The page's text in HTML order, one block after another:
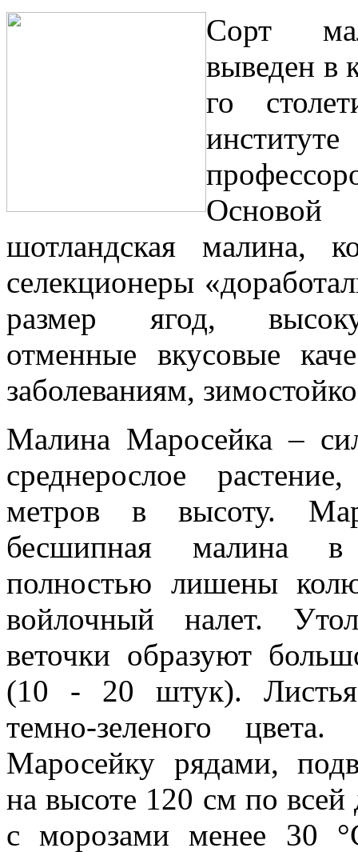
Сорт
выведен в
го
шотландская малина,
селекционеры
размер ягод,
отменные вкусовые
заболеваниям,
Малина Маросейка –
среднерослое
метров в высоту.
бесшипная малина
полностью лишены
войлочный налет.
веточки образуют
(10 - 20 штук).
темно-зеленого
Маросейку рядами,
на высоте 120 см по
с морозами менее 30